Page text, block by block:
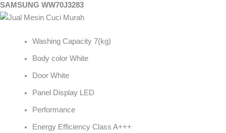
SAMSUNG WW70J3283
Washing Capacity 7(kg)
Body color White
Door White
Panel Display LED
Performance
Energy Efficiency Class A+++